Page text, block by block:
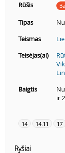
Rūšis
Tipas
Teismas
Teisėjas(ai)
Baigtis
ir
14 14.11 17
Ryšiai